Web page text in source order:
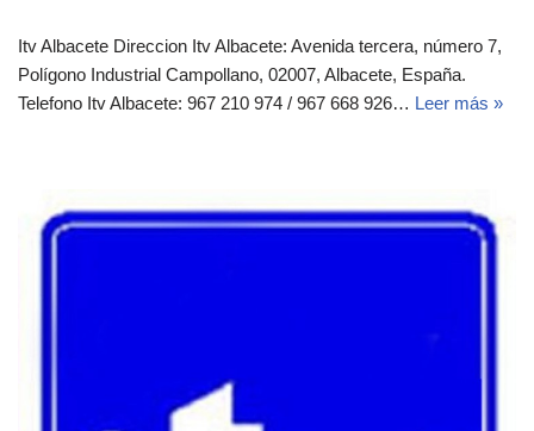
Itv Albacete Direccion Itv Albacete: Avenida tercera, número 7,
Polígono Industrial Campollano, 02007, Albacete, España.‎‎
Telefono Itv Albacete: 967 210 974 / 967 668 926… Leer más »